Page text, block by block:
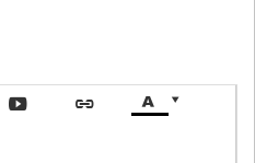
   